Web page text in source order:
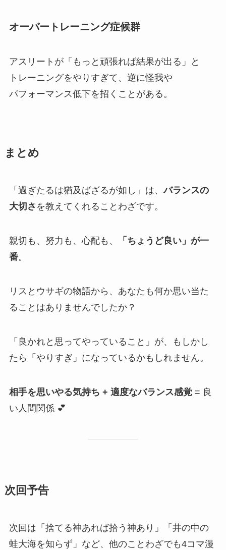
オーバートレーニング症候群
アスリートが「もっと頑張れば結果が出る」と
トレーニングをやりすぎて、逆に怪我や
パフォーマンス低下を招くことがある。
まとめ
「過ぎたるは猶及ばざるが如し」は、バランスの
大切さ を教えてくれることわざです。
親切も、努力も、心配も、
「ちょうど良い」が一
番。
リスとウサギの物語から、あなたも何か思い当た
ることはありませんでしたか？
「良かれと思ってやっていること」が、もしかし
たら「やりすぎ」になっているかもしれません。
相手を思いやる気持ち + 適度なバランス感覚= 良
い人間関係 💕
次回予告
次回は「捨てる神あれば拾う神あり」「井の中の
蛙大海を知らず」など、他のことわざでも4コマ漫